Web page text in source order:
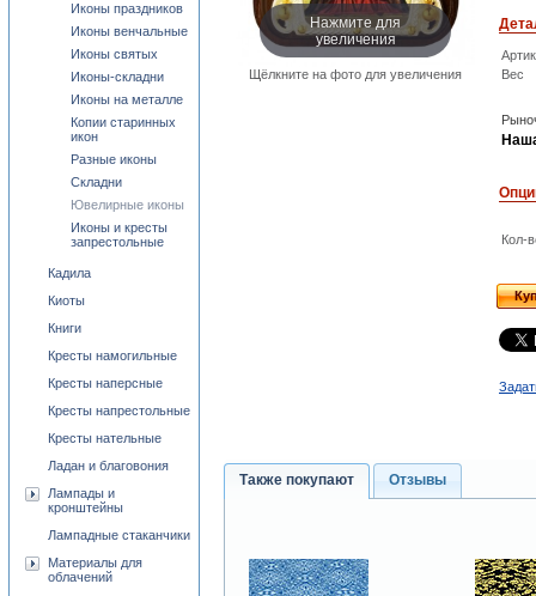
Нажмите для
увеличения
Щёлкните на фото для увеличения
Вес
Кол-
Также покупают Отзывы
Иконы праздников
Иконы венчальные
Иконы святых
Иконы-складни
Иконы на металле
Копии старинных
икон
Разные иконы
Складни
Ювелирные иконы
Иконы и кресты
запрестольные
Кадила
Киоты
Книги
Кресты намогильные
Кресты наперсные
Кресты напрестольные
Кресты нательные
Ладан и благовония
Лампады и
кронштейны
Лампадные стаканчики
Материалы для
облачений